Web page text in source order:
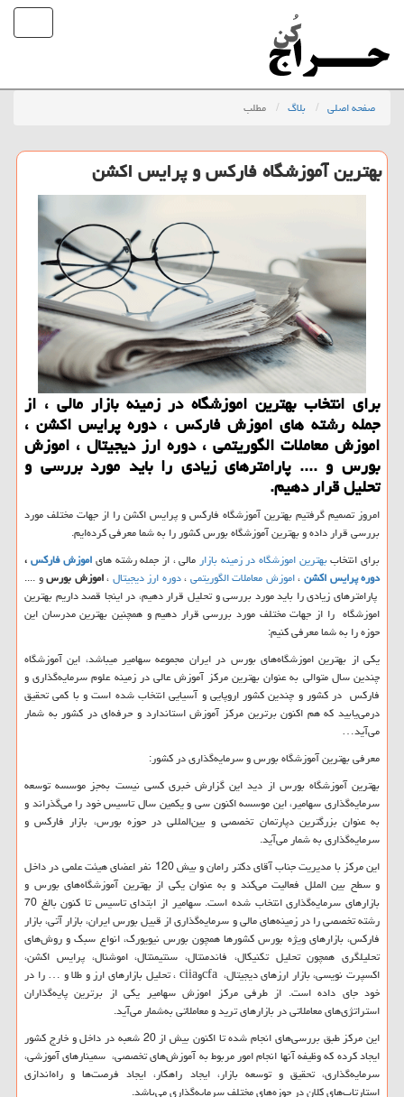
صفحه اصلی بلاگ مطلب
بهترین آموزشگاه فارکس و پرایس اکشن
برای انتخاب بهترین اموزشگاه در زمینه بازار مالی ، از
جمله رشته های اموزش فارکس ، دوره پرایس اکشن ،
اموزش معاملات الگوریتمی ، دوره ارز دیجیتال ، اموزش
بورس و .... پارامترهای زیادی را باید مورد بررسی و
تحلیل قرار دهیم.
امروز تصمیم گرفتیم بهترین آموزشگاه فارکس و پرایس اکشن را از جهات مختلف مورد
بررسی قرار داده و بهترین آموزشگاه بورس کشور را به شما معرفی کرده‌ایم.
برای انتخاببهترین اموزشگاه در زمینه بازارمالی ، از جمله رشته هایاموزش فارکس،
دوره پرایس اکشن،اموزش معاملات الگوریتمی،دوره ارز دیجیتال،اموزش بورسو ....
پارامترهای زیادی را باید مورد بررسی و تحلیل قرار دهیم، در اینجا قصد داریم بهترین
اموزشگاه را از جهات مختلف مورد بررسی قرار دهیم و همچنین بهترین مدرسان این
حوزه را به شما معرفی کنیم:
یکی از بهترین اموزشگاه‌های بورس در ایران مجموعه سهامیر میباشد، این آموزشگاه
چندین سال متوالی به عنوان بهترین مرکز آموزش عالی در زمینه علوم سرمایه‌گذاری و
فارکس در کشور و چندین کشور اروپایی و آسیایی انتخاب شده است و با کمی تحقیق
درمی‌یابید که هم اکنون برترین مرکز آموزش استاندارد و حرفه‌ای در کشور به شمار
می‌آید…
معرفی بهترین آموزشگاه بورس و سرمایه‌گذاری در کشور:
بهترین آموزشگاه بورس از دید این گزارش خبری کسی نیست به‌جز موسسه توسعه
سرمایه‌گذاری سهامیر، این موسسه اکنون سی و یکمین سال تاسیس خود را می‌گذراند و
به عنوان بزرگترین دپارتمان تخصصی و بین‌المللی در حوزه بورس، بازار فارکس و
سرمایه‌گذاری به شمار می‌آید.
این مرکز با مدیریت جناب آقای دکتر رامان و بیش 120 نفر اعضای هیئت علمی در داخل
و سطح بین الملل فعالیت می‌کند و به عنوان یکی از بهترین آموزشگاه‌های بورس و
بازارهای سرمایه‌گذاری انتخاب شده است. سهامیر از ابتدای تاسیس تا کنون بالغ 70
رشته تخصصی را در زمینه‌های مالی و سرمایه‌گذاری از قبیل بورس ایران، بازار آتی، بازار
فارکس، بازارهای ویژه بورس کشورها همچون بورس نیویورک، انواع سبک و روش‌های
تحلیلگری همچون تحلیل تکنیکال، فاندمنتال، سنتیمنتال، اموشنال، پرایس اکشن،
اکسپرت نویسی، بازار ارزهای دیجیتال، cfaوciia، تحلیل بازارهای ارز و طلا و … را در
خود جای داده است. از طرفی مرکز اموزش سهامیر یکی از برترین پایه‌گذاران
استراتژی‌های معاملاتی در بازارهای ترید و معاملاتی به‌شمار می‌آید.
این مرکز طبق بررسی‌های انجام شده تا اکنون بیش از 20 شعبه در داخل و خارج کشور
ایجاد کرده که وظیفه آنها انجام امور مربوط به آموزش‌های تخصصی، سمینارهای آموزشی،
سرمایه‌گذاری، تحقیق و توسعه بازار، ایجاد راهکار، ایجاد فرصت‌ها و راه‌اندازی
استارتاپ‌های کلان در حوزه‌های مختلف سرمایه‌گذاری می‌باشد.